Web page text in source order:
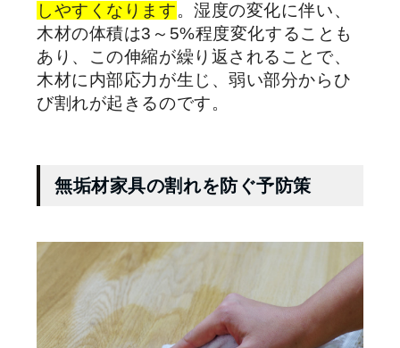
しやすくなります。湿度の変化に伴い、
木材の体積は3 ～ 5%程度変化することも
あり、この伸縮が繰り返されることで、
木材に内部応力が生じ、弱い部分からひ
び割れが起きるのです。
無垢材家具の割れを防ぐ予防策